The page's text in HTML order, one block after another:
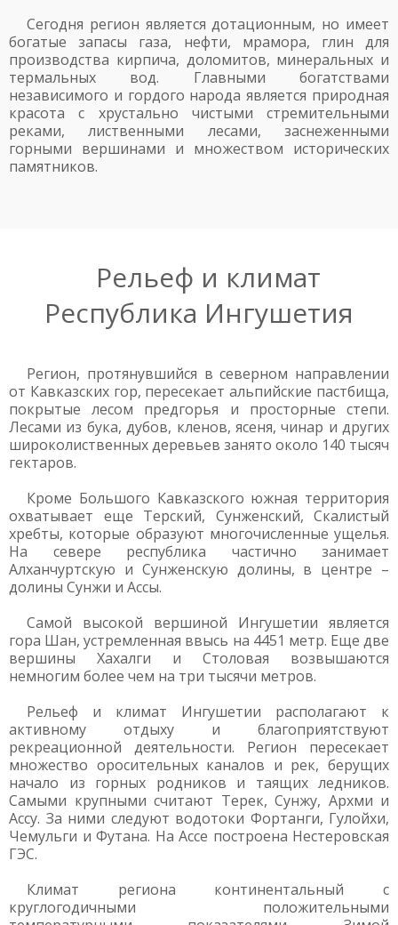
Сегодня регион является дотационным, но имеет
богатые запасы газа, нефти, мрамора, глин для
производства кирпича, доломитов, минеральных и
термальных вод. Главными богатствами
независимого и гордого народа является природная
красота с хрустально чистыми стремительными
реками, лиственными лесами, заснеженными
горными вершинами и множеством исторических
памятников.
Рельеф и климат
Республика Ингушетия
Регион, протянувшийся в северном направлении
от Кавказских гор, пересекает альпийские пастбища,
покрытые лесом предгорья и просторные степи.
Лесами из бука, дубов, кленов, ясеня, чинар и других
широколиственных деревьев занято около 140 тысяч
гектаров.
Кроме Большого Кавказского южная территория
охватывает еще Терский, Сунженский, Скалистый
хребты, которые образуют многочисленные ущелья.
На севере республика частично занимает
Алханчуртскую и Сунженскую долины, в центре –
долины Сунжи и Ассы.
Самой высокой вершиной Ингушетии является
гора Шан, устремленная ввысь на 4451 метр. Еще две
вершины Хахалги и Столовая возвышаются
немногим более чем на три тысячи метров.
Рельеф и климат Ингушетии располагают к
активному отдыху и благоприятствуют
рекреационной деятельности. Регион пересекает
множество оросительных каналов и рек, берущих
начало из горных родников и таящих ледников.
Самыми крупными считают Терек, Сунжу, Архми и
Ассу. За ними следуют водотоки Фортанги, Гулойхи,
Чемульги и Футана. На Ассе построена Нестеровская
ГЭС.
Климат региона континентальный с
круглогодичными положительными